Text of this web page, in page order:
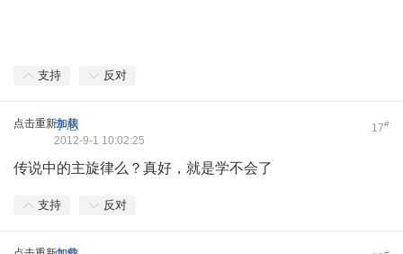
支持 反对
点击重新加载 17#
李想
2012-9-1 10:02:25
传说中的主旋律么？真好，就是学不会了
支持 反对